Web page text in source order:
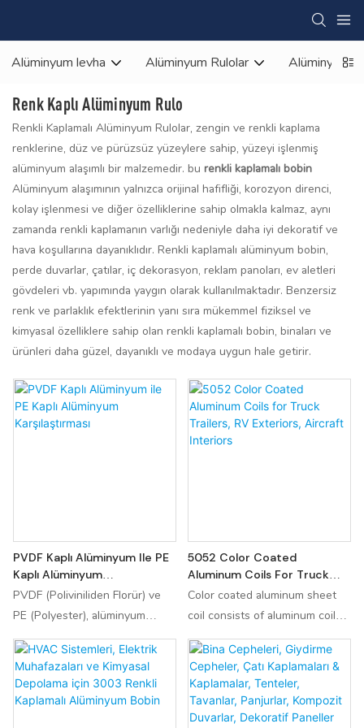
Alüminyum levha Alüminyum Rulolar Alüminyum
Renk Kaplı Alüminyum Rulo
Renkli Kaplamalı Alüminyum Rulolar, zengin ve renkli kaplama
renklerine, düz ve pürüzsüz yüzeylere sahip, yüzeyi işlenmiş
alüminyum alaşımlı bir malzemedir. bu renkli kaplamalı bobin
Alüminyum alaşımının yalnızca orijinal hafifliği, korozyon direnci,
kolay işlenmesi ve diğer özelliklerine sahip olmakla kalmaz, aynı
zamanda renkli kaplamanın varlığı nedeniyle daha iyi dekoratif ve
hava koşullarına dayanıklıdır. Renkli kaplamalı alüminyum bobin,
perde duvarlar, çatılar, iç dekorasyon, reklam panoları, ev aletleri
gövdeleri vb. yapımında yaygın olarak kullanılmaktadır. Benzersiz
renk ve parlaklık efektlerinin yanı sıra mükemmel fiziksel ve
kimyasal özelliklere sahip olan renkli kaplamalı bobin, binaları ve
ürünleri daha güzel, dayanıklı ve modaya uygun hale getirir.
PVDF Kaplı Alüminyum Ile PE
Kaplı Alüminyum
Karşılaştırması
PVDF (Poliviniliden Florür) ve
PE (Polyester), alüminyum
levhalar/rulolar için en yaygın
kullanılan iki kaplama
malzemesidir. PVDF uzun süreli
dayanıklılık ve zorlu çevre
5052 Color Coated
Aluminum Coils For Truck
Trailers, RV Exteriors,
Aircraft Interiors
Color coated aluminum sheet
coil consists of aluminum coils
coated with a colored layer,
typically applied via a
continuous coil coating
process. The coating materials
include polymers like polyester,